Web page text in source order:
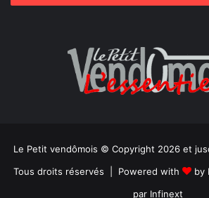
Le Petit vendômois © Copyright 2026 et
Tous droits réservés | Powered with
by
par Infinext